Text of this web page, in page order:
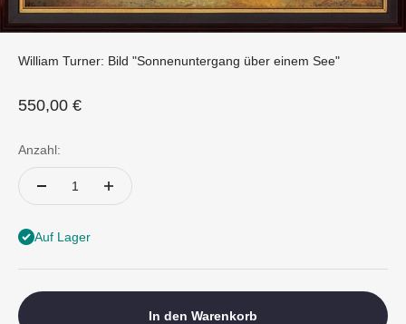
William Turner: Bild "Sonnenuntergang über einem See"
Angebot
550,00 €
Anzahl:
Auf Lager
In den Warenkorb